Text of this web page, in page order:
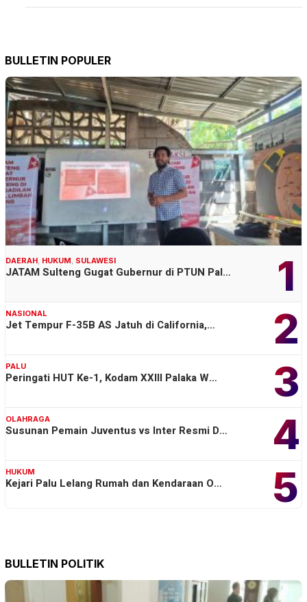
BULLETIN POPULER
1
DAERAH, HUKUM, SULAWESI
JATAM Sulteng Gugat Gubernur di PTUN Pal…
2
NASIONAL
Jet Tempur F-35B AS Jatuh di California,…
3
PALU
Peringati HUT Ke-1, Kodam XXIII Palaka W…
4
OLAHRAGA
Susunan Pemain Juventus vs Inter Resmi D…
5
HUKUM
Kejari Palu Lelang Rumah dan Kendaraan O…
BULLETIN POLITIK